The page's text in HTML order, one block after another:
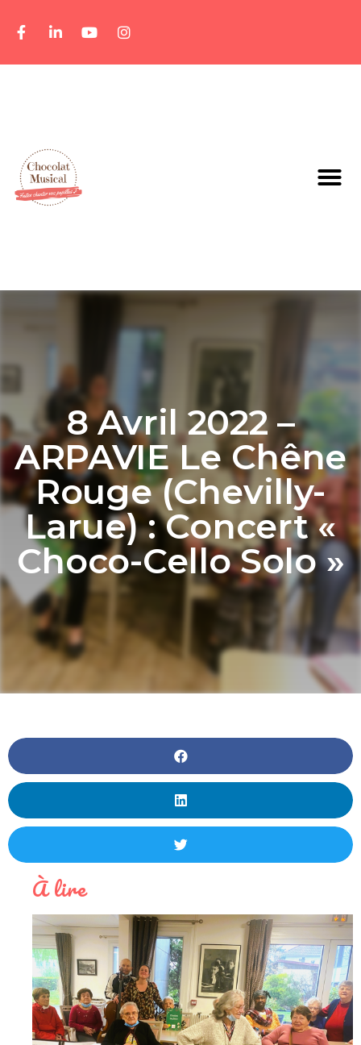
8 Avril 2022 –
ARPAVIE Le Chêne
Rouge (Chevilly-
Larue) : Concert «
Choco-Cello Solo »
À lire